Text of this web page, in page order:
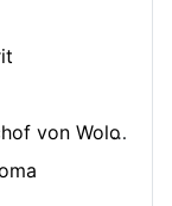
und Jurjew